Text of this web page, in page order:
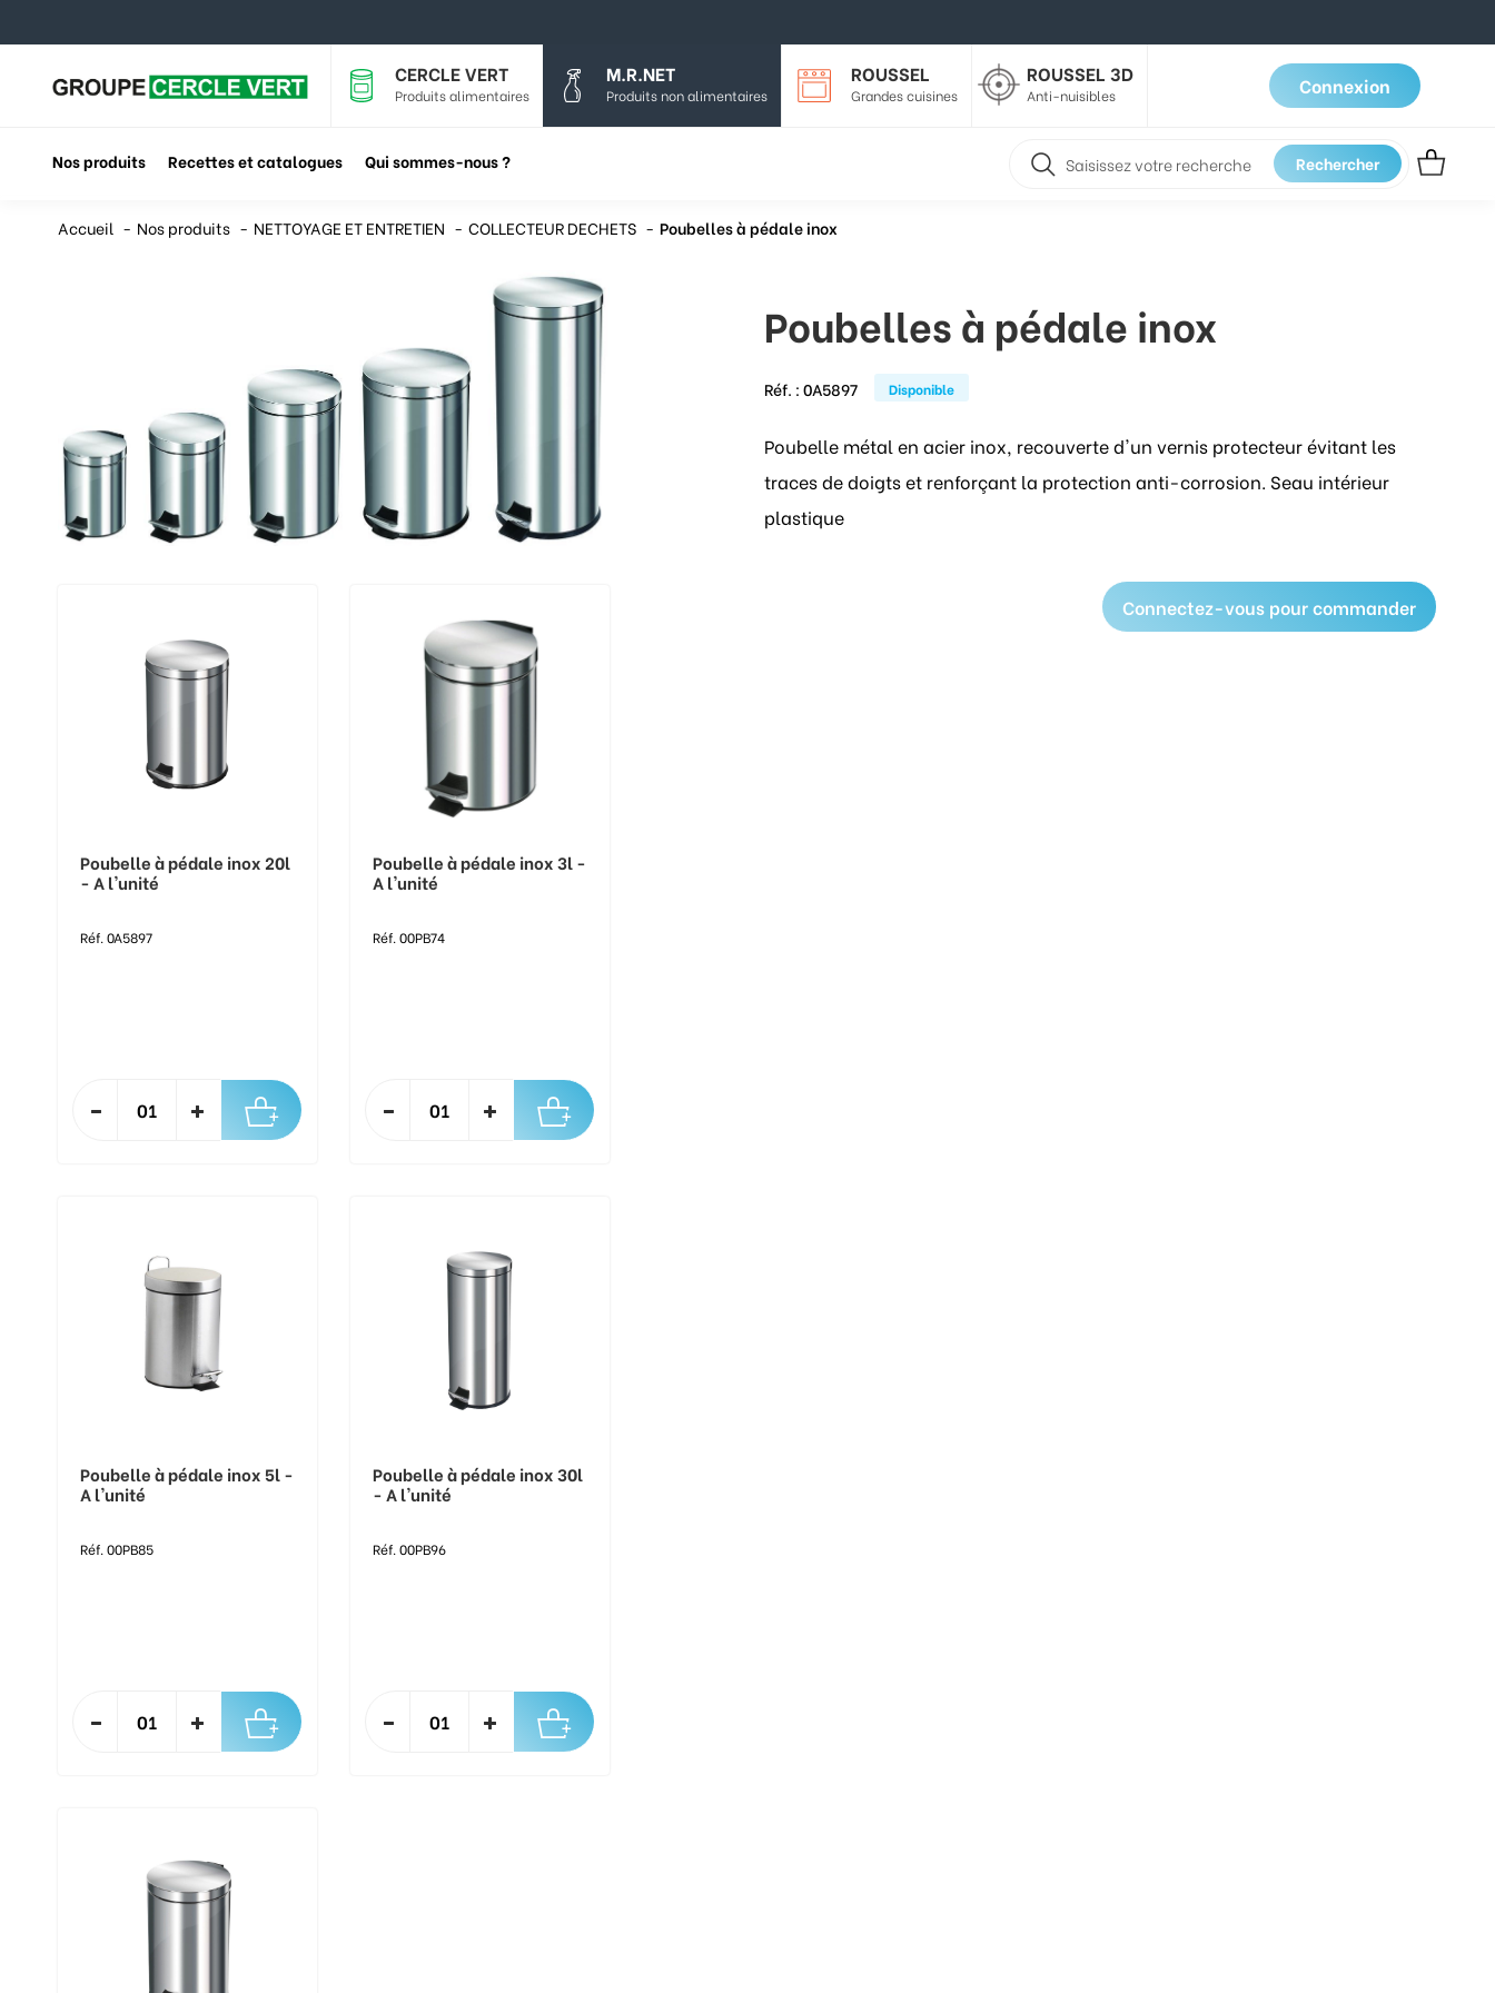
CERCLE VERT
Produits alimentaires
M.R.NET
Produits non alimentaires
ROUSSEL
Grandes cuisines
ROUSSEL 3D
Anti-nuisibles Connexion
Nos produits Recettes et catalogues Qui sommes-nous ? Rechercher
Accueil Nos produits NETTOYAGE ET ENTRETIEN COLLECTEUR DECHETS Poubelles à pédale inox
Poubelle à pédale inox 20l
- A l'unité
Réf. 0A5897
Poubelle à pédale inox 3l -
A l'unité
Réf. 00PB74
Poubelle à pédale inox 5l -
A l'unité
Réf. 00PB85
Poubelle à pédale inox 30l
- A l'unité
Réf. 00PB96
Poubelles à pédale inox
Réf. :0A5897 Disponible
Poubelle métal en acier inox, recouverte d'un vernis protecteur évitant les
traces de doigts et renforçant la protection anti-corrosion. Seau intérieur
plastique
Connectez-vous pour commander